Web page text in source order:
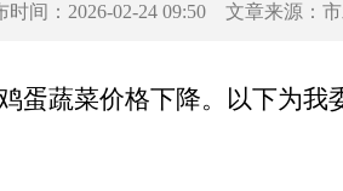
时间： 2026-02-24 09:50 文章来源：
蛋蔬菜价格下降。 以下为我